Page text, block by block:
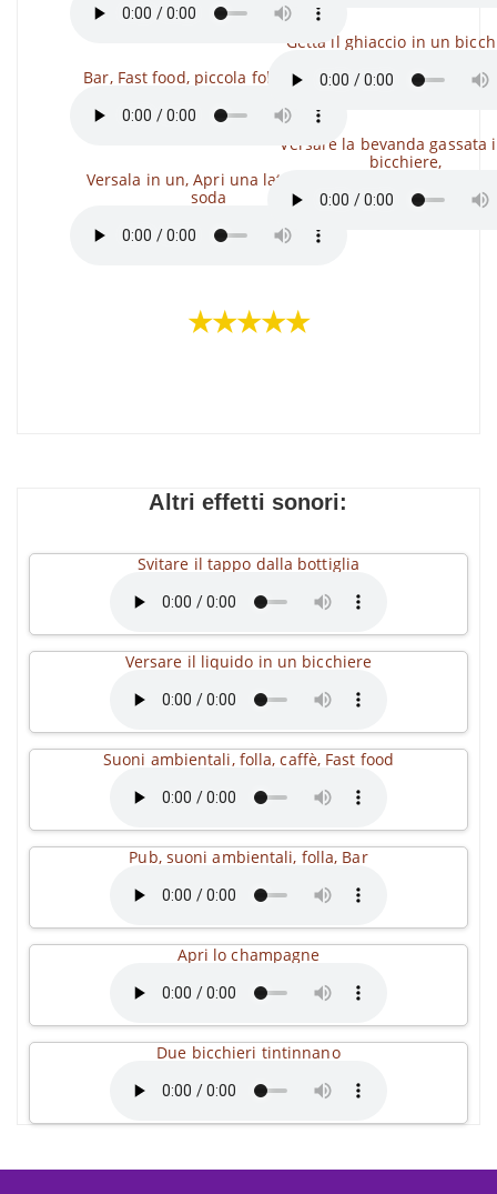
Bar, Fast food, piccola folla, suoni
Versala in un, Apri una lattina di
soda
Getta il ghiaccio in un
Versare la bevanda gassata
bicchiere,
★★★★★
Altri effetti sonori:
Svitare il tappo dalla bottiglia
Versare il liquido in un bicchiere
Suoni ambientali, folla, caffè, Fast food
Pub, suoni ambientali, folla, Bar
Apri lo champagne
Due bicchieri tintinnano